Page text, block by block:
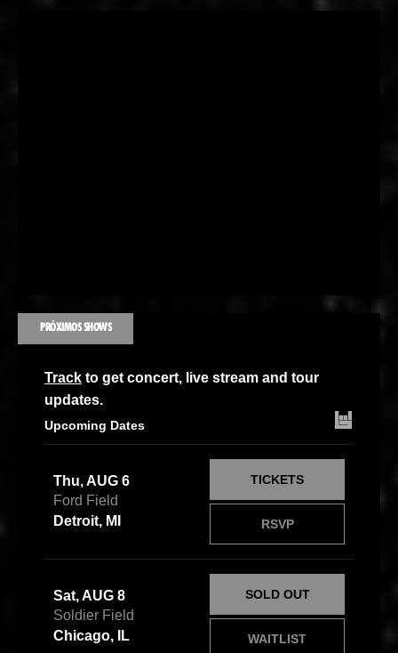
PRÓXIMOS SHOWS
Track to get concert, live stream and tour
updates.
Upcoming Dates
Thu, AUG 6
Ford Field
Detroit, MI
RSVP
TICKETS
Sat, AUG 8
Soldier Field
Chicago, IL
WAITLIST
SOLD OUT